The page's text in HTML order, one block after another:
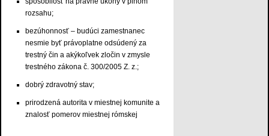
rozsahu;
bezúhonnosť – budúci zamestnanec
nesmie byť právoplatne odsúdený za
trestný čin a akýkoľvek zločin v zmysle
trestného zákona č. 300/2005 Z. z.;
dobrý zdravotný stav;
prirodzená autorita v miestnej komunite a
znalosť pomerov miestnej rómskej